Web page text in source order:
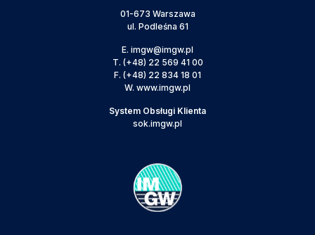
01-673 Warszawa
ul. Podleśna 61
E. imgw@imgw.pl
T. (+48) 22 569 41 00
F. (+48) 22 834 18 01
W. www.imgw.pl
System Obsługi Klienta
sok.imgw.pl